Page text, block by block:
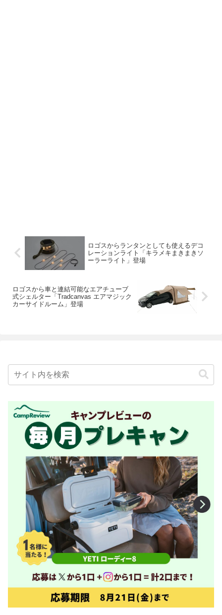
ロゴスからランタンとしても使えるデコ
レーションライト「キラメキまきまきソ
ーラーライト」登場
ロゴスから車と連結可能なエアチューブ
式シェルター「Tradcanvas エアマジック
カーサイドルーム」登場